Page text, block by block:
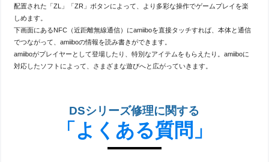
配置された「ZL」「ZR」ボタンによって、より多彩な操作でゲームプレイを楽
しめます。
下画面にあるNFC（近距離無線通信）にamiiboを直接タッチすれば、本体と通信
でつながって、amiiboの情報を読み書きができます。
amiiboがプレイヤーとして登場したり、特別なアイテムをもらえたり。amiiboに
対応したソフトによって、さまざまな遊びへと広がっていきます。
DSシリーズ修理に関する
「よくある質問」